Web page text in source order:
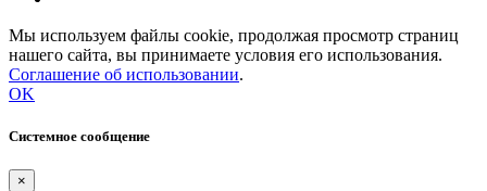
Мы используем файлы cookie, продолжая просмотр страниц
нашего сайта, вы принимаете условия его использования.
Соглашение об использовании.
OK
Системное сообщение
×